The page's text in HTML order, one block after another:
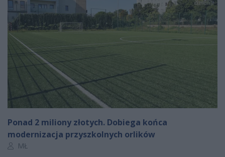
Ponad 2 miliony złotych. Dobiega końca
modernizacja przyszkolnych orlików
Autor artykułu:
MŁ